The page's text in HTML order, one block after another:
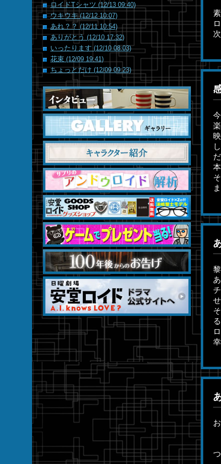
ロイドTシャツ (12/13 09:40)
ウキウキ(12/12 10:07)
あれ？？ (12/11 10:54)
ありがとう (12/10 17:32)
いったります (12/10 08:03)
花束 (12/09 19:41)
ちょっとだけ (12/09 09:23)